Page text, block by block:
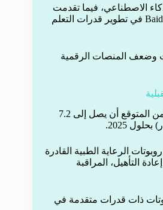
الاصطناعي، فيما تقدمت
شركات مثل OpenAI وBaidu في تطوير قدرات التعلم
وضعف المنصات الرقمية
سوق الروبوتات اليابانية من المتوقع أن يصل إلى 7.2
الرعاية الطبية القادرة
التأهيل، المراقبة
ذات قدرات متقدمة في